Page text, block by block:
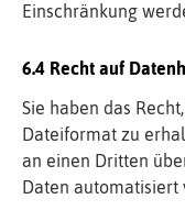
Einschränkung
Recht auf
Sie haben das
Dateiformat zu
an einen Dritten
Daten automatisiert